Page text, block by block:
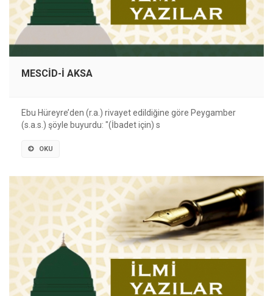
MESCİD-İ AKSA
Ebu Hüreyre’den (r.a.) rivayet edildiğine göre Peygamber
(s.a.s.) şöyle buyurdu: "(İbadet için) s
OKU